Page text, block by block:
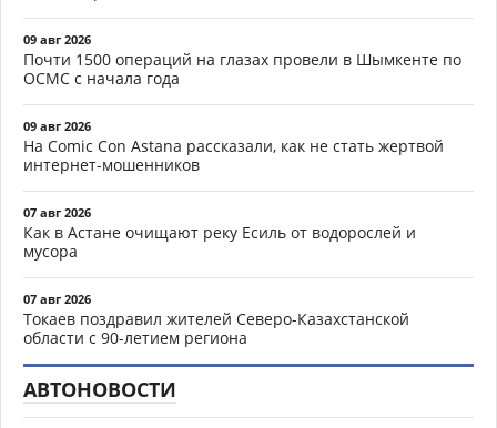
09 авг 2026
Почти 1500 операций на глазах провели в Шымкенте по
ОСМС с начала года
09 авг 2026
На Comic Con Astana рассказали, как не стать жертвой
интернет-мошенников
07 авг 2026
Как в Астане очищают реку Есиль от водорослей и
мусора
07 авг 2026
Токаев поздравил жителей Северо-Казахстанской
области с 90-летием региона
АВТОНОВОСТИ